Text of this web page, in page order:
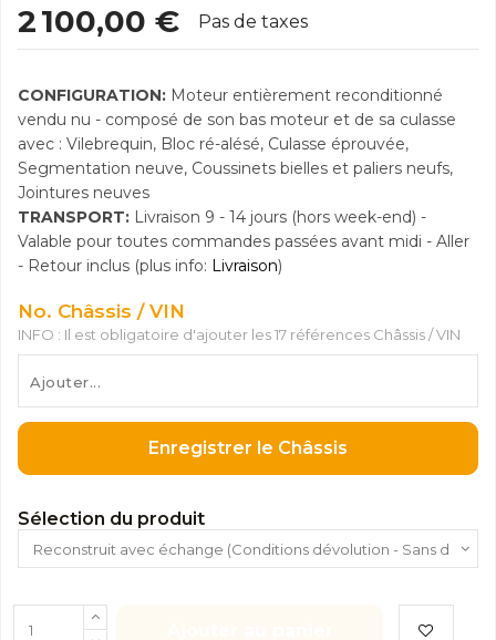
2 100,00 € Pas de taxes
CONFIGURATION: Moteur entièrement reconditionné
vendu nu - composé de son bas moteur et de sa culasse
avec : Vilebrequin, Bloc ré-alésé, Culasse éprouvée,
Segmentation neuve, Coussinets bielles et paliers neufs,
Jointures neuves
TRANSPORT: Livraison 9 - 14 jours (hors week-end) -
Valable pour toutes commandes passées avant midi - Aller
- Retour inclus (plus info: Livraison)
No. Châssis / VIN
INFO : Il est obligatoire d'ajouter les 17 références Châssis / VIN
Enregistrer le Châssis
Sélection du produit